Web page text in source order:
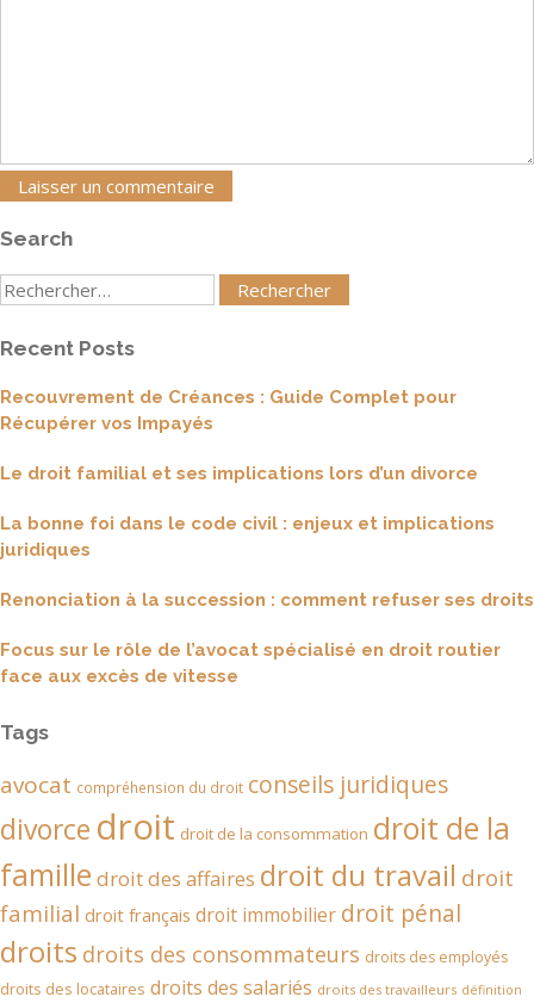
Search
Rechercher
Recent Posts
Recouvrement de Créances : Guide Complet pour
Récupérer vos Impayés
Le droit familial et ses implications lors d’un divorce
La bonne foi dans le code civil : enjeux et implications
juridiques
Renonciation à la succession : comment refuser ses droits
Focus sur le rôle de l’avocat spécialisé en droit routier
face aux excès de vitesse
Tags
avocat compréhension du droit conseils juridiques
divorce droit droit de la consommation droit de la
famille droit des affaires droit du travail droit
familial droit français droit immobilier droit pénal
droits droits des consommateurs droits des employés
droits des locataires droits des salariés droits des travailleurs définition